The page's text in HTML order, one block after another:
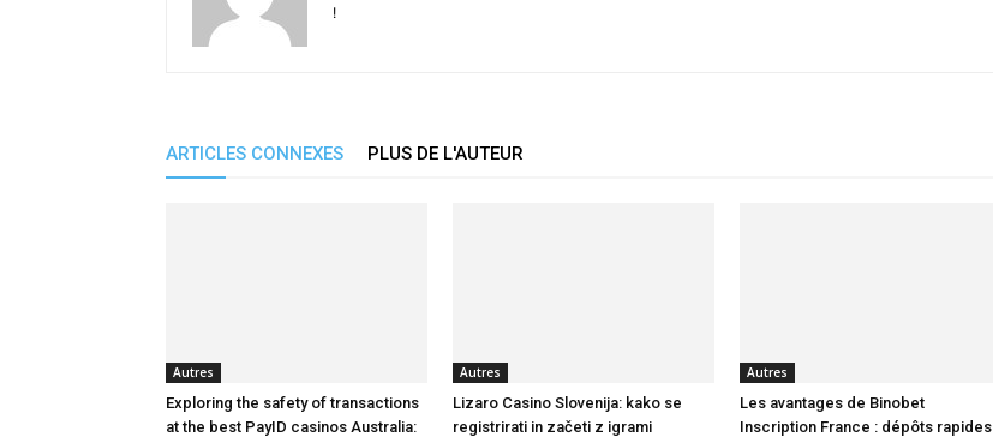
!
ARTICLES CONNEXES PLUS DE L'AUTEUR
Autres
Exploring the safety of transactions
at the best PayID casinos Australia:
Autres
Lizaro Casino Slovenija: kako se
registrirati in začeti z igrami
Autres
Les avantages de Binobet
Inscription France : dépôts rapides